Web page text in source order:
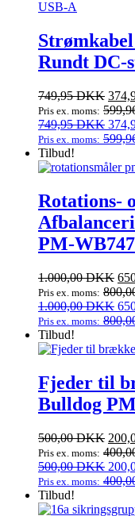
Rundt
749,95DKK Den
pris
var:
Pris ex. moms:
749,95DKK Den
var:
Pris ex. moms:
Tilbud!
Rotations-
PM‑WB747
1.000,00DKK
pris
var:
Pris ex. moms:
1.000,00DKK
var:
Pris ex. moms:
Tilbud!
Fjeder til
Bulldog
500,00DKK Den
pris
var:
Pris ex. moms:
500,00DKK Den
var:
Pris ex. moms:
Tilbud!